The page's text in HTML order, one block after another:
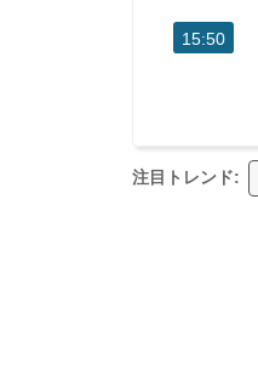
15:50
注目トレンド: